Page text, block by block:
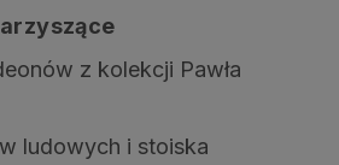
z kolekcji Pawła
ludowych i stoiska